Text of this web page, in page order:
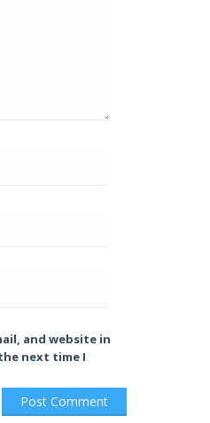
and website in
next time I